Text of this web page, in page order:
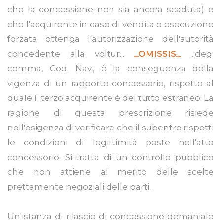
che la concessione non sia ancora scaduta) e
che l'acquirente in caso di vendita o esecuzione
forzata ottenga l'autorizzazione dell'autorità
concedente alla voltur...
_OMISSIS_
...deg;
comma, Cod. Nav., è la conseguenza della
vigenza di un rapporto concessorio, rispetto al
quale il terzo acquirente è del tutto estraneo. La
ragione di questa prescrizione risiede
nell'esigenza di verificare che il subentro rispetti
le condizioni di legittimità poste nell'atto
concessorio. Si tratta di un controllo pubblico
che non attiene al merito delle scelte
prettamente negoziali delle parti.
Un'istanza di rilascio di concessione demaniale